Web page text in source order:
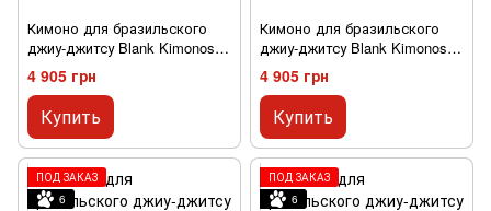
Кимоно для бразильского
джиу-джитсу Blank Kimonos
Lightweight Синее A0
4 905 грн
Купить
Кимоно для бразильского
джиу-джитсу Blank Kimonos
Lightweight Серое A0
4 905 грн
Купить
ПОД ЗАКАЗ
6
ПОД ЗАКАЗ
6